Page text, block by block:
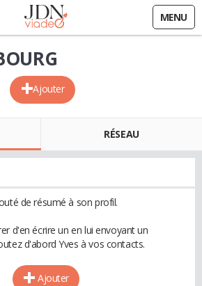
MENU
Ajouter
RÉSEAU
de résumé à son profil.
d'en écrire un en lui envoyant un
d'abord Yves à vos contacts.
Ajouter